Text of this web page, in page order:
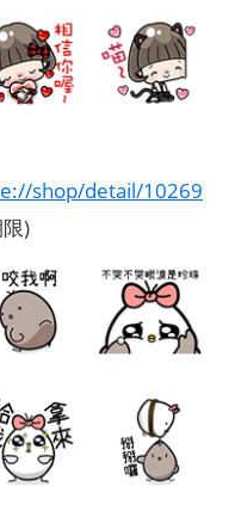
shop/detail/10269
)